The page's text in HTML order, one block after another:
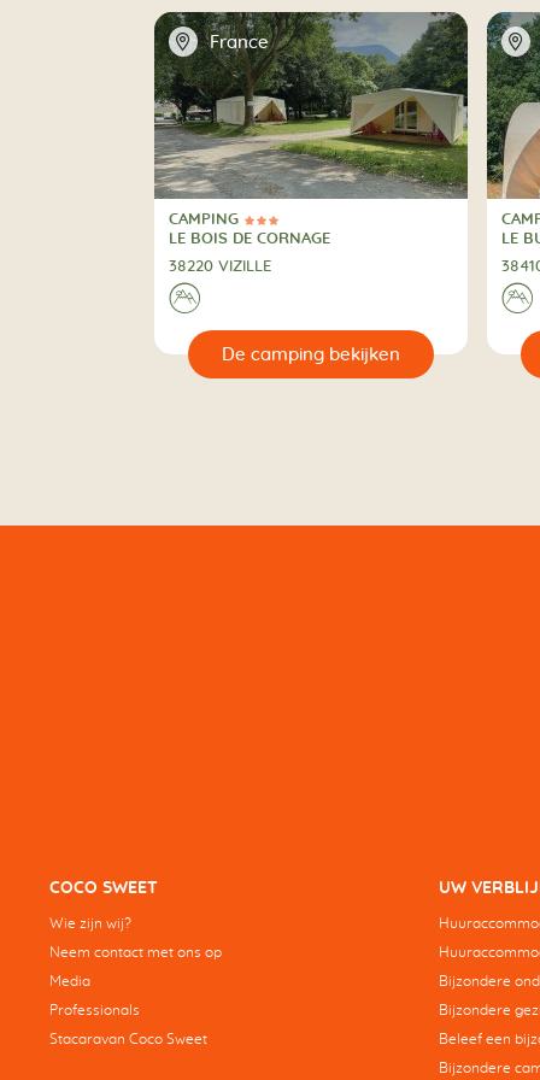
📍 France
3 Sterren
CAMPING
CAMPING
LE BOIS DE CORNAGE
38220 VIZILLE
⛰
📍
2
LE
⛰
De camping bekijken 🔍
COCO SWEET
Wie zijn wij?
Neem contact met ons op
Media
Professionals
Stacaravan Coco Sweet
UW
Bijzondere
Bijzondere
Beleef een
Bijzondere